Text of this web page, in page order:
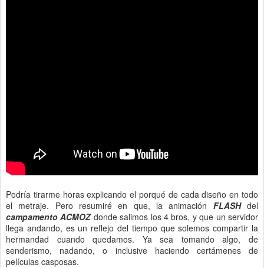
Podría tirarme horas explicando el porqué de cada diseño en todo
el metraje. Pero resumiré en que, la animación FLASHdel
campamento ACMOZ donde salimos los 4 bros, y que un servidor
llega andando, es un reflejo del tiempo que solemos compartir la
hermandad cuando quedamos. Ya sea tomando algo, de
senderismo, nadando, o inclusive haciendo certámenes de
películas casposas.